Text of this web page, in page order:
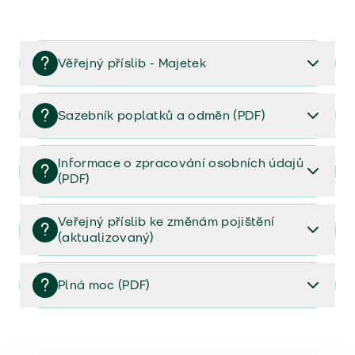
Věřejný příslib - Majetek
Věřejný příslib majetek 2023
Sazebník poplatků a odměn (PDF)
Sazebník poplatků a odměn (PDF)
Informace o zpracování osobních údajů
(PDF)
Informace o zpracování osobních údajů (PDF)
Veřejný příslib ke změnám pojištění
(aktualizovaný)
Veřejný příslib ke změnám pojištění (aktualizovaný)
Plná moc (PDF)